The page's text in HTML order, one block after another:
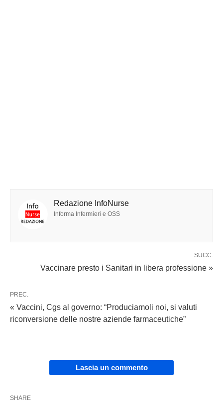
Redazione InfoNurse
Informa Infermieri e OSS
SUCC.
Vaccinare presto i Sanitari in libera professione »
PREC.
« Vaccini, Cgs al governo: “Produciamoli noi, si valuti
riconversione delle nostre aziende farmaceutiche”
Lascia un commento
SHARE